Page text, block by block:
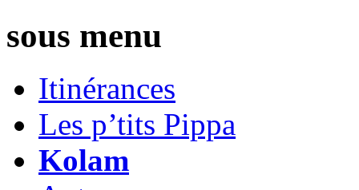
sous menu
Itinérances
Les p’tits Pippa
Kolam